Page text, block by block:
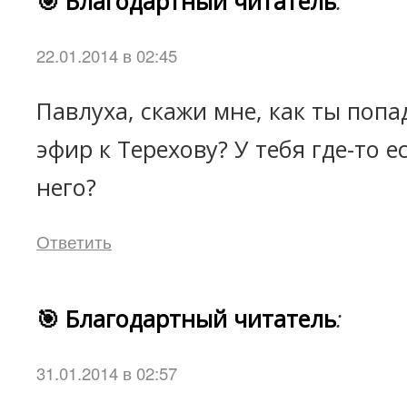
22.01.2014 в 02:45
Павлуха, скажи мне, как ты
эфир к Терехову? У тебя где-то
него?
Ответить
🎯 Благодартный читатель:
31.01.2014 в 02:57